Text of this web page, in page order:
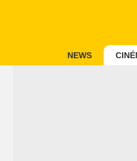
NEWS